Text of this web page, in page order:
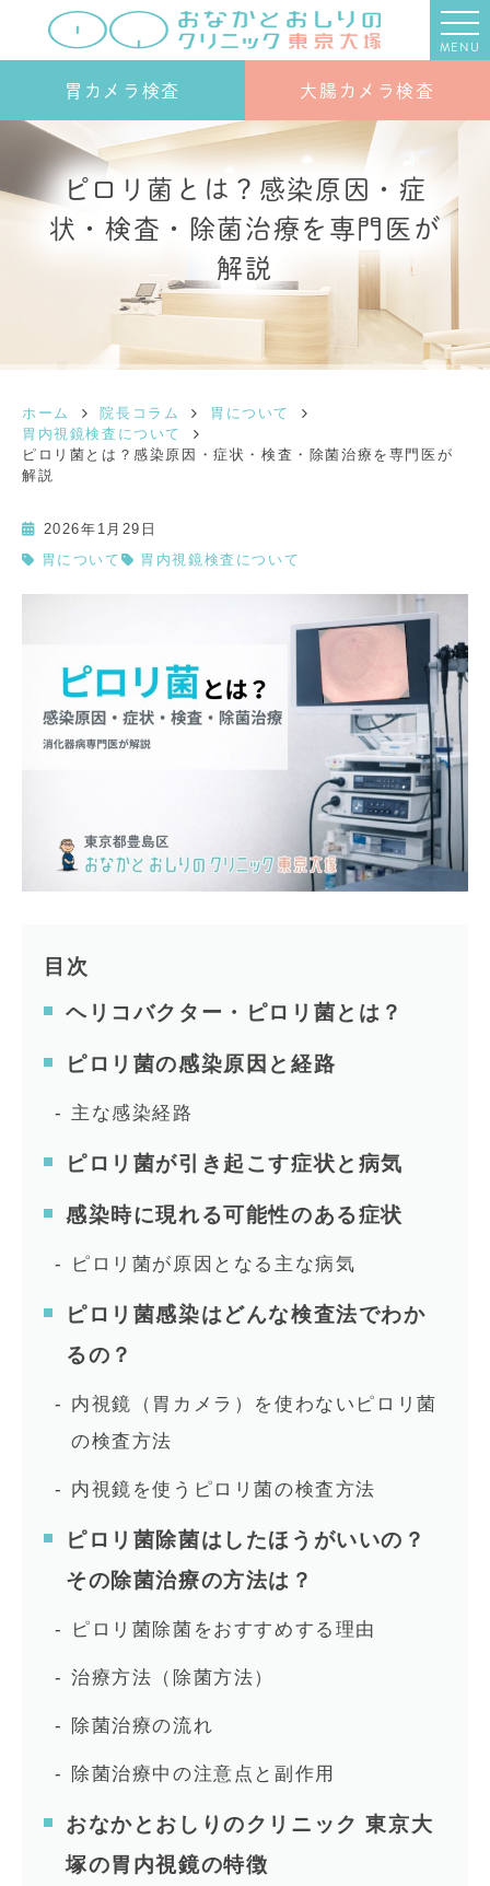
MENU
胃カメラ検査 大腸カメラ検査
ピロリ菌とは？感染原因・症
状・検査・除菌治療を専門医が
解説
ホーム 院長コラム
胃について
胃内視鏡検査について
ピロリ菌とは？感染原因・症状・検査・除菌治療を専門医が
解説
2026年1月29日
胃について
胃内視鏡検査について
目次
ヘリコバクター・ピロリ菌とは？
ピロリ菌の感染原因と経路
主な感染経路
ピロリ菌が引き起こす症状と病気
感染時に現れる可能性のある症状
ピロリ菌が原因となる主な病気
ピロリ菌感染はどんな検査法でわか
るの？
内視鏡（胃カメラ）を使わないピロリ菌
の検査方法
内視鏡を使うピロリ菌の検査方法
ピロリ菌除菌はしたほうがいいの？
その除菌治療の方法は？
ピロリ菌除菌をおすすめする理由
治療方法（除菌方法）
除菌治療の流れ
除菌治療中の注意点と副作用
おなかとおしりのクリニック 東京大
塚の胃内視鏡の特徴